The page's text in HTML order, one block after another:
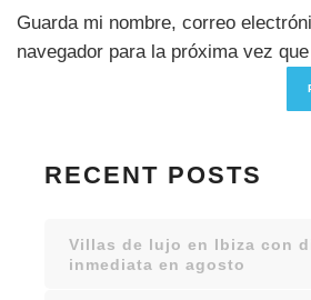
Guarda mi nombre, correo
navegador para la próxima vez
RECENT POSTS
Villas de lujo en Ibiza con
inmediata en agosto